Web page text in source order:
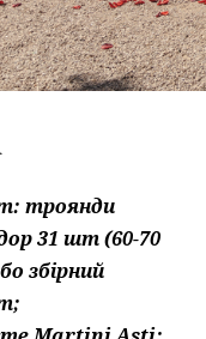
троянди
31 шт (60-70
збірний